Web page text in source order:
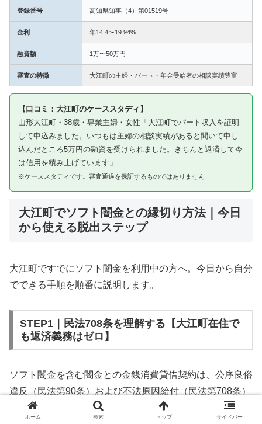
登録番号 高知県知事（4）第01519号
金利 年14.4〜19.94%
融資額 1万〜50万円
審査の特徴 大江町の主婦・パート・年金受給者の相談実績豊富
【口コミ：大江町のケーススタディ】
山形大江町・38歳・専業主婦・女性「大江町でパート収入を証明
して申込みました。いつもは主婦の相談実績があると聞いて申し
込んだところ5万円の融資を受けられました。きちんと返済して今
は信用を積み上げています」
※ケーススタディです。審査通過を保証するものではありません
大江町でソフト闇金との縁切り方法｜今日
から使える脱出ステップ
大江町ですでにソフト闇金を利用中の方へ。今日から自分
でできる手順を順番に説明します。
STEP1｜民法708条を理解する【大江町在住で
も返済義務はゼロ】
ソフト闇金を含む闇金との金銭消費貸借契約は、公序良俗
違反（民法第90条）および不法原因給付（民法第708条）
に該当するため、法的には無効です。大江町在住であって
ホーム 検索 トップ サイドバー